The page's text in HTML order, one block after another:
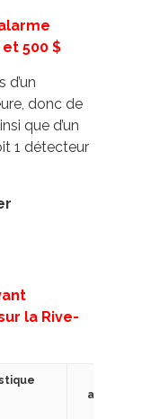
500 $
donc de
que d’un
1 détecteur
la Rive-
approximatif